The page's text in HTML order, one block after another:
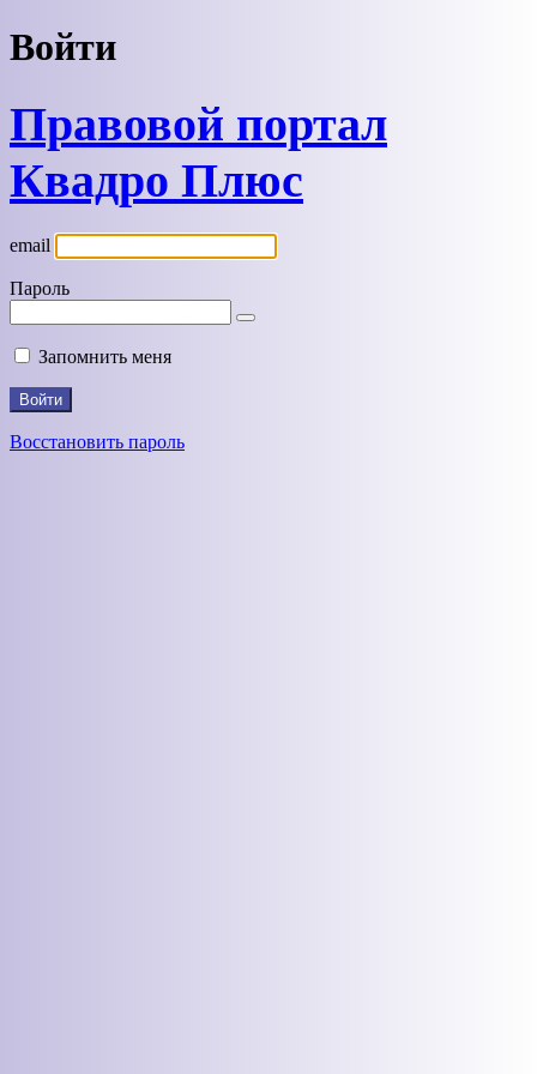
Войти
Правовой портал
Квадро Плюс
email
Пароль
Запомнить меня
Восстановить пароль